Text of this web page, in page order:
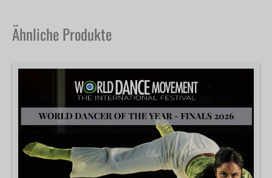
Ähnliche Produkte